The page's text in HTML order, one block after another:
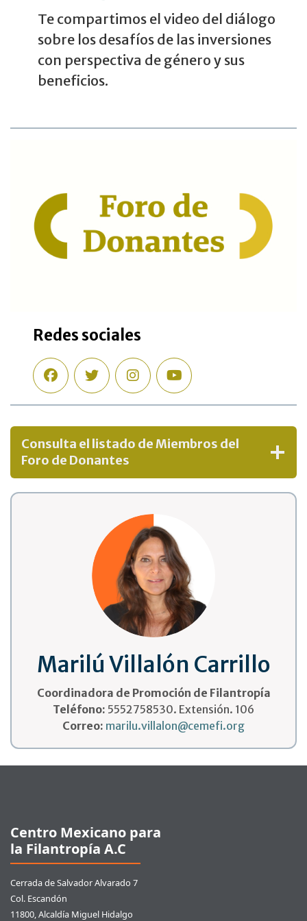
Te compartimos el video del diálogo
sobre los desafíos de las inversiones
con perspectiva de género y sus
beneficios.
Redes sociales
Consulta el listado deMiembros del
Foro de Donantes
Marilú Villalón Carrillo
Coordinadora de Promoción de Filantropía
Teléfono: 5552758530. Extensión. 106
Correo: marilu.villalon@cemefi.org
Centro Mexicano para
la Filantropía A.C
Cerrada de Salvador Alvarado 7
Col. Escandón
11800, Alcaldía Miguel Hidalgo